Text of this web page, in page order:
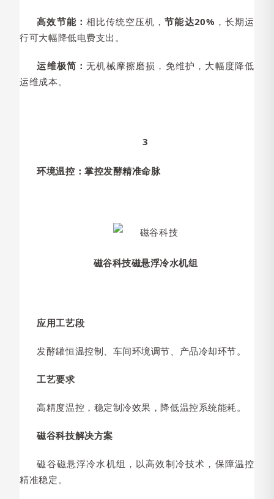
高效节能： 相比传统空压机，节能达20% ，长期运
行可大幅降低电费支出。
运维极简：无机械摩擦磨损，免维护，大幅度降低
运维成本。
3
环境温控：掌控发酵精准命脉
磁谷科技磁悬浮冷水机组
应用工艺段
发酵罐恒温控制、车间环境调节、产品冷却环节。
工艺要求
高精度温控，稳定制冷效果，降低温控系统能耗。
磁谷科技解决方案
磁谷磁悬浮冷水机组，以高效制冷技术，保障温控
精准稳定。